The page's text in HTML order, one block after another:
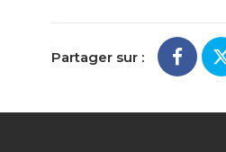
Partager sur :